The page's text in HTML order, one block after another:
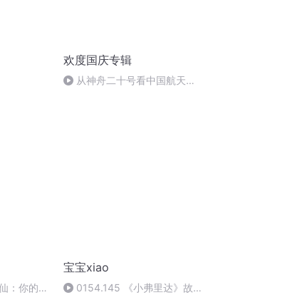
欢度国庆专辑
从神舟二十号看中国航天
：你的直
宝宝xiao
0154.145 《小弗里达》故事